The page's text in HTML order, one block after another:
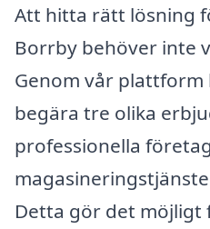
Att hitta rätt lösning
Borrby behöver inte
Genom vår plattform
begära tre olika
professionella
Detta gör det möjligt